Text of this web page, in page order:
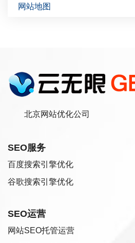
网站地图
北京网站优化公司
SEO服务
百度搜索引擎优化
谷歌搜索引擎优化
SEO运营
网站SEO托管运营